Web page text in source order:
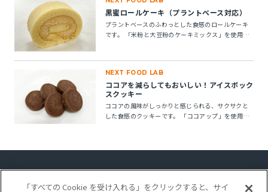
黒蜜ロールケーキ（プラントベース対応）
プラントベースのふわっとした食感のロールケーキ
です。 「米粉と大豆粉のケーキミックス」を使用す
リューム感のある仕上がりになります。
NEXT FOOD LAB
ココアを減らしてもおいしい！アイスボック
スクッキー
ココアの風味がしっかりと感じられる、サクサクと
した食感のクッキーです。 「ココアップ」を使用す
「すべての Cookie を受け入れる」をクリックすると、サイ